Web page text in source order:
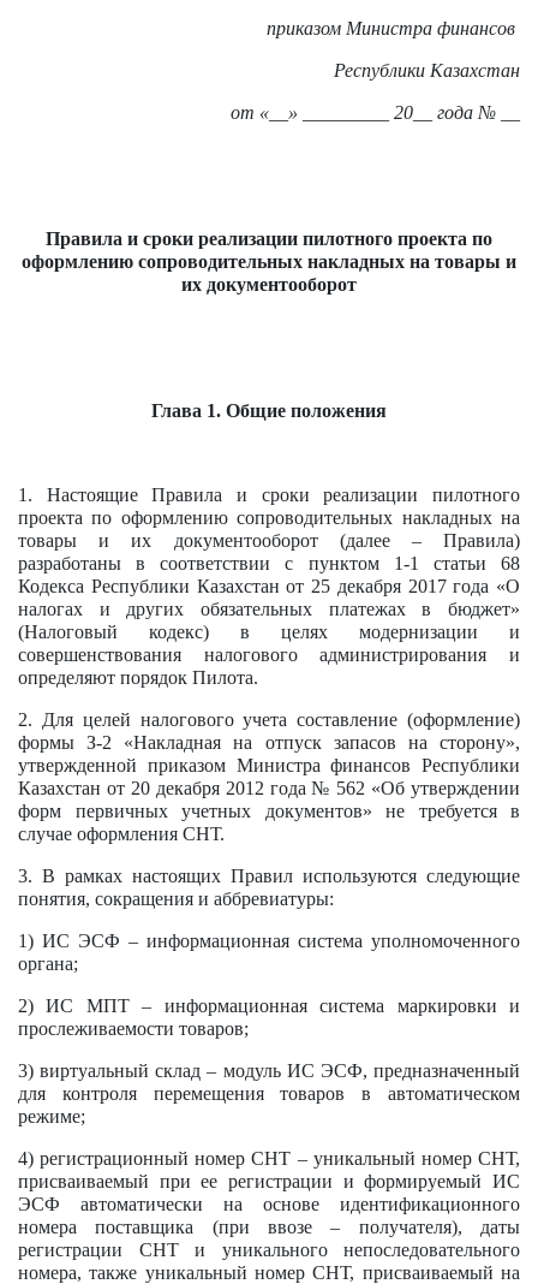
приказом Министра финансов
Республики Казахстан
от «__» _________ 20__ года № __
Правила и сроки реализации пилотного проекта по
оформлению сопроводительных накладных на товары и
их документооборот
Глава 1. Общие положения
1. Настоящие Правила и сроки реализации пилотного
проекта по оформлению сопроводительных накладных на
товары и их документооборот (далее – Правила)
разработаны в соответствии с пунктом 1-1 статьи 68
Кодекса Республики Казахстан от 25 декабря 2017 года «О
налогах и других обязательных платежах в бюджет»
(Налоговый кодекс) в целях модернизации и
совершенствования налогового администрирования и
определяют порядок Пилота.
2. Для целей налогового учета составление (оформление)
формы З-2 «Накладная на отпуск запасов на сторону»,
утвержденной приказом Министра финансов Республики
Казахстан от 20 декабря 2012 года № 562 «Об утверждении
форм первичных учетных документов» не требуется в
случае оформления СНТ.
3. В рамках настоящих Правил используются следующие
понятия, сокращения и аббревиатуры:
1) ИС ЭСФ – информационная система уполномоченного
органа;
2) ИС МПТ – информационная система маркировки и
прослеживаемости товаров;
3) виртуальный склад – модуль ИС ЭСФ, предназначенный
для контроля перемещения товаров в автоматическом
режиме;
4) регистрационный номер СНТ – уникальный номер СНТ,
присваиваемый при ее регистрации и формируемый ИС
ЭСФ автоматически на основе идентификационного
номера поставщика (при ввозе – получателя), даты
регистрации СНТ и уникального непоследовательного
номера, также уникальный номер СНТ, присваиваемый на